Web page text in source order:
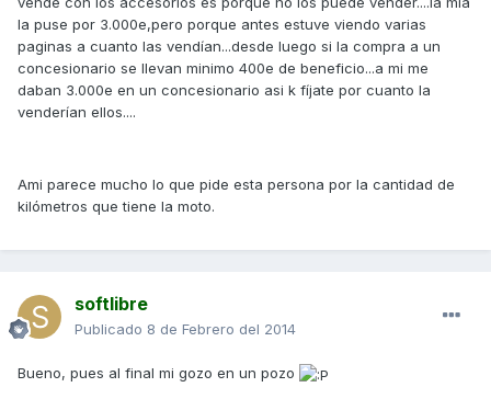
la puse por 3.000e,pero porque antes estuve viendo varias
paginas a cuanto las vendían...desde luego si la compra a un
concesionario se llevan minimo 400e de beneficio...a mi me
daban 3.000e en un concesionario asi k fíjate por cuanto la
venderían ellos....
Ami parece mucho lo que pide esta persona por la cantidad de
kilómetros que tiene la moto.
softlibre
Publicado 8 de Febrero del 2014
Bueno, pues al final mi gozo en un pozo